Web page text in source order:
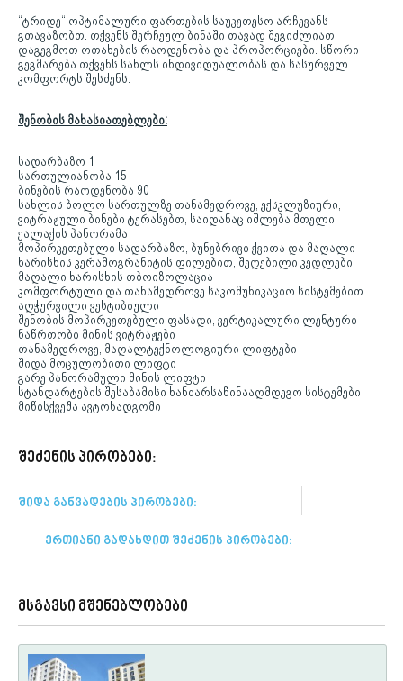
“ტრიდე“ ოპტიმალური ფართების საუკეთესო არჩევანს
გთავაზობთ. თქვენს შერჩეულ ბინაში თავად შეგიძლიათ
დაგეგმოთ ოთახების რაოდენობა და პროპორციები. სწორი
გეგმარება თქვენს სახლს ინდივიდუალობას და სასურველ
კომფორტს შესძენს.
შენობის მახასიათებლები:
სადარბაზო 1
სართულიანობა 15
ბინების რაოდენობა 90
სახლის ბოლო სართულზე თანამედროვე, ექსკლუზიური,
ვიტრაჟული ბინები ტერასებთ, საიდანაც იშლება მთელი
ქალაქის პანორამა
მოპირკეთებული სადარბაზო, ბუნებრივი ქვითა და მაღალი
ხარისხის კერამოგრანიტის ფილებით, შეღებილი კედლები
მაღალი ხარისხის თბოიზოლაცია
კომფორტული და თანამედროვე საკომუნიკაციო სისტემებით
აღჭურვილი ვესტიბიული
შენობის მოპირკეთებული ფასადი, ვერტიკალური ლენტური
ნაწრთობი მინის ვიტრაჟები
თანამედროვე, მაღალტექნოლოგიური ლიფტები
შიდა მოცულობითი ლიფტი
გარე პანორამული მინის ლიფტი
სტანდარტების შესაბამისი ხანძარსაწინააღმდეგო სისტემები
მიწისქვეშა ავტოსადგომი
შეძენის პირობები:
შიდა განვადების პირობები:
ერთიანი გადახდით შეძენის პირობები:
მსგავსი მშენებლობები